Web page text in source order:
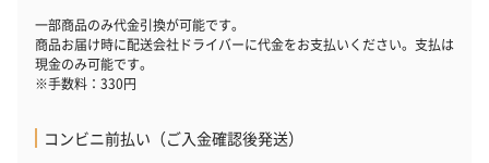
一部商品のみ代金引換が可能です。
商品お届け時に配送会社ドライバーに代金をお支払いください。支払は
現金のみ可能です。
※手数料：330円
コンビニ前払い（ご入金確認後発送）